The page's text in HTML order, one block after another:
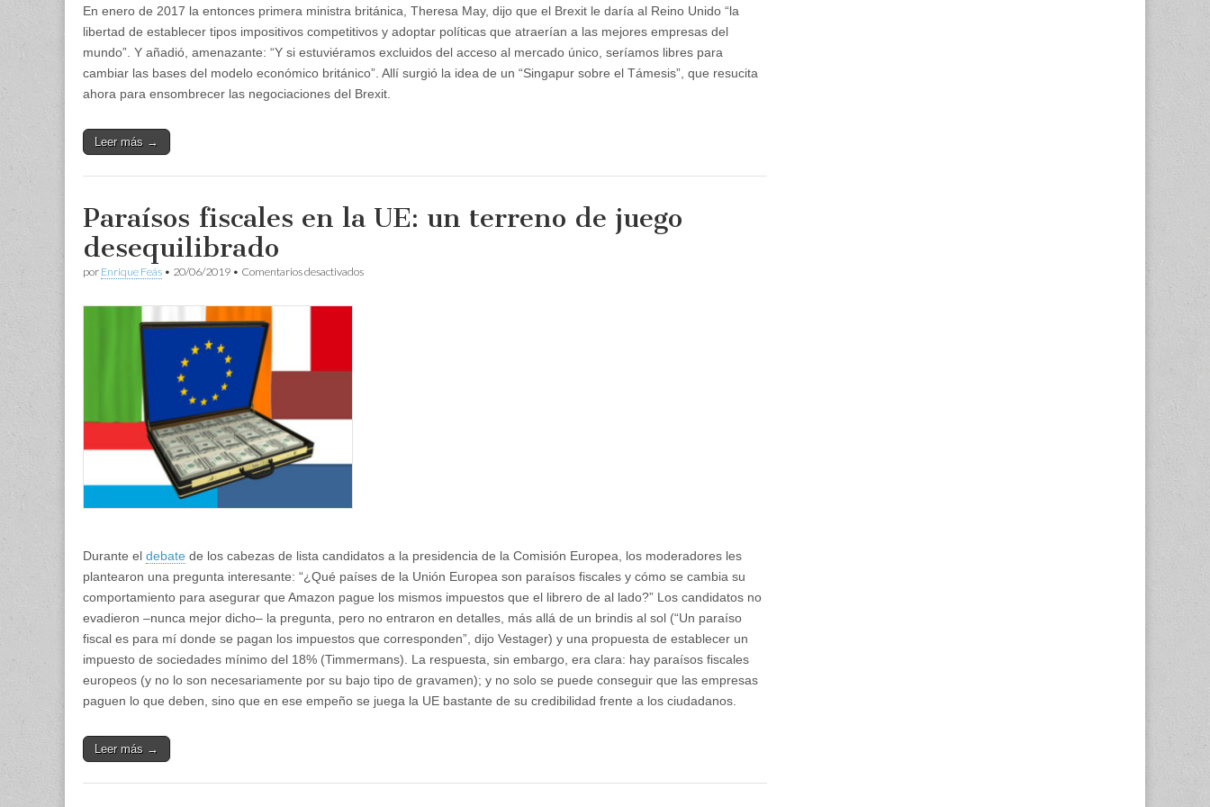
En enero de 2017 la entonces primera ministra británica, Theresa May, dijo que el Brexit le daría al Reino Unido “la
libertad de establecer tipos impositivos competitivos y adoptar políticas que atraerían a las mejores empresas del
mundo”. Y añadió, amenazante: “Y si estuviéramos excluidos del acceso al mercado único, seríamos libres para
cambiar las bases del modelo económico británico”. Allí surgió la idea de un “Singapur sobre el Támesis”, que resucita
ahora para ensombrecer las negociaciones del Brexit.
Leer más →
Paraísos fiscales en la UE: un terreno de juego
desequilibrado
por Enrique Feás • 20/06/2019 • Comentarios desactivadosen
Durante el debate de los cabezas de lista candidatos a la presidencia de la Comisión Europea, los moderadores les
plantearon una pregunta interesante: “¿Qué países de la Unión Europea son paraísos fiscales y cómo se cambia su
comportamiento para asegurar que Amazon pague los mismos impuestos que el librero de al lado?” Los candidatos no
evadieron –nunca mejor dicho– la pregunta, pero no entraron en detalles, más allá de un brindis al sol (“Un paraíso
fiscal es para mí donde se pagan los impuestos que corresponden”, dijo Vestager) y una propuesta de establecer un
impuesto de sociedades mínimo del 18% (Timmermans). La respuesta, sin embargo, era clara: hay paraísos fiscales
europeos (y no lo son necesariamente por su bajo tipo de gravamen); y no solo se puede conseguir que las empresas
paguen lo que deben, sino que en ese empeño se juega la UE bastante de su credibilidad frente a los ciudadanos.
Leer más →